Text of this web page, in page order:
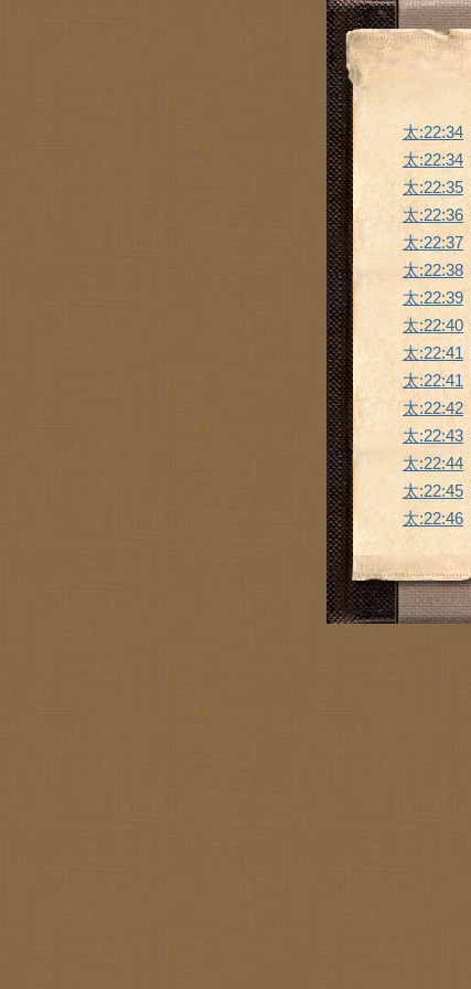
太:22:34
太:22:34
太:22:35
太:22:36
太:22:37
太:22:38
太:22:39
太:22:40
太:22:41
太:22:41
太:22:42
太:22:43
太:22:44
太:22:45
太:22:46